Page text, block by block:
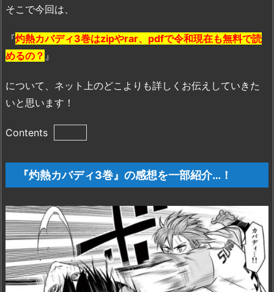
そこで今回は、
『灼熱カバディ3巻はzipやrar、pdfで令和現在も無料で読
めるの？ 』
について、ネット上のどこよりも詳しくお伝えしていきた
いと思います！
Contents
『灼
熱
バ
デ
ィ
3
巻』
の
『灼熱カバディ3巻』の感想を一部紹介…！